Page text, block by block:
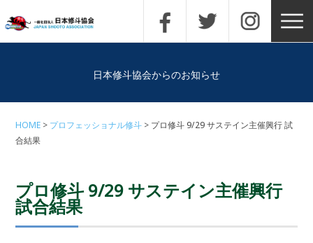
日本修斗協会からのお知らせ
HOME プロフェッショナル修斗
プロ修斗 9/29 サステイン主催興行 試
合結果
プロ修斗 9/29 サステイン主催興行
試合結果